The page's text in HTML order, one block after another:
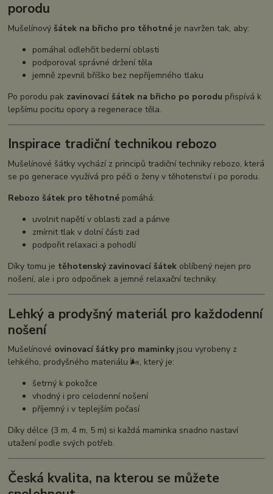
porodu
Mušelínový šátek na břicho pro těhotné je navržen tak, aby:
pomáhal odlehčit bederní oblasti
podporoval správné držení těla
jemně zpevnil bříško bez nepříjemného tlaku
Po porodu pak zavinovací šátek na břicho po porodu přispívá k
lepšímu pocitu opory a regenerace těla.
Inspirace tradiční technikou rebozo
Mušelínové šátky vychází z principů tradiční techniky rebozo, která
se po generace využívá pro péči o ženy v těhotenství i po porodu.
Rebozo šátek pro těhotné pomáhá:
uvolnit napětí v oblasti zad a pánve
zmírnit tlak v dolní části zad
podpořit relaxaci a pohodlí
Díky tomu je těhotenský zavinovací šátek oblíbený nejen pro
nošení, ale i pro odpočinek a jemné relaxační techniky.
Lehký a prodyšný materiál pro každodenní
nošení
Mušelínové ovinovací šátky pro maminkyjsou vyrobeny z
lehkého, prodyšného materiálu 🌬️, který je:
šetrný k pokožce
vhodný i pro celodenní nošení
příjemný i v teplejším počasí
Díky délce (3 m, 4 m, 5 m) si každá maminka snadno nastaví
utažení podle svých potřeb.
Česká kvalita, na kterou se můžete